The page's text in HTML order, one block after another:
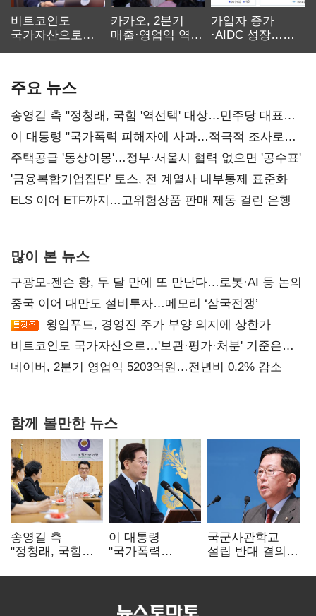
비트코인도
국가자산으로…'
카카오, 2분기
매출·영업익 역대
가입자 증가
·AIDC 성장…
주요 뉴스
송영길 측 "정청래, 국힘 '역선택' 대상…민주당 대표로
총선 지휘 못해"
이 대통령 "국가폭력 피해자에 사과…적극적 조사로
진실 밝혀야"
주택공급 '동상이몽'…정부·서울시 협력 없으면 '공수표'
'금융복합기업집단' 토스, 전 계열사 내부통제 표준화
ELS 이어 ETF까지…고위험상품 판매 제동 걸린 은행
많이 본 뉴스
구광모-젠슨 황, 두 달 만에 또 만난다…로봇·AI 등 논의
중국 이어 대만도 설비투자…메모리 ‘삼국전쟁’
윙입푸드, 경영진 주가 부양 의지에 상한가
비트코인도 국가자산으로…'보관·평가·처분' 기준은
숙제
네이버, 2분기 영업익 5203억원…전년비 0.2% 감소
함께 볼만한 뉴스
송영길 측
"정청래, 국힘
민주당 대표로
이 대통령
"국가폭력
적극적 조사로
국군사관학교
설립 반대 결의안
"정치적 목적